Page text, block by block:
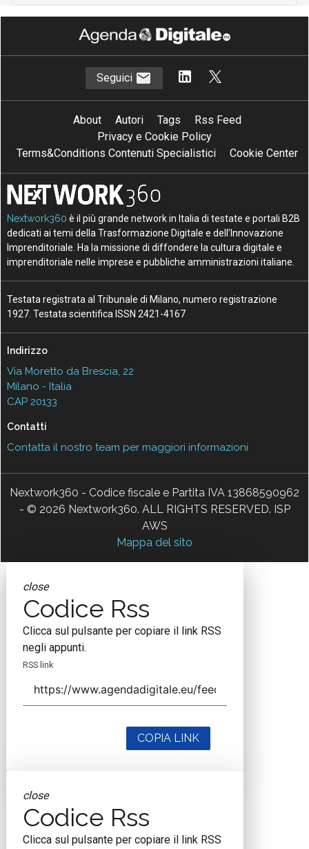
Seguici
About Autori Tags
Rss Feed
Privacy e Cookie Policy
Terms&Conditions Contenuti Specialistici
Cookie Center
Nextwork360 è il più grande network in Italia di testate e portali B2B
dedicati ai temi della Trasformazione Digitale e dell’Innovazione
Imprenditoriale. Ha la missione di diffondere la cultura digitale e
imprenditoriale nelle imprese e pubbliche amministrazioni italiane.
Testata registrata al Tribunale di Milano, numero registrazione
1927. Testata scientifica ISSN 2421-4167
Indirizzo
Via Moretto da Brescia, 22
Milano - Italia
CAP 20133
Contatti
Contatta il nostro team per maggiori informazioni
Nextwork360 - Codice fiscale e Partita IVA 13868590962
- © 2026 Nextwork360. ALL RIGHTS RESERVED. ISP
AWS
Mappa del sito
close
Codice Rss
Clicca sul pulsante per copiare il link RSS
negli appunti.
RSS link
COPIA LINK
close
Codice Rss
Clicca sul pulsante per copiare il link RSS